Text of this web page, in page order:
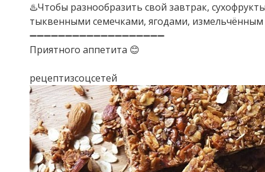
♨️Чтобы разнообразить свой завтрак,
тыквенными семечками, ягодами,
➖➖➖➖➖➖➖➖➖➖➖➖➖➖➖➖➖➖➖
Приятного аппетита 😊
рецептизсоцсетей